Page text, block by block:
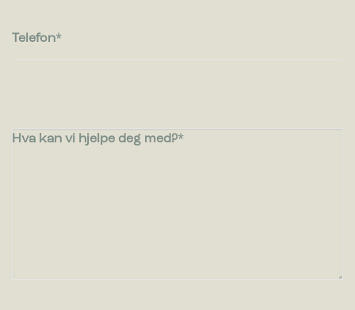
Telefon
Hva kan vi hjelpe deg med?